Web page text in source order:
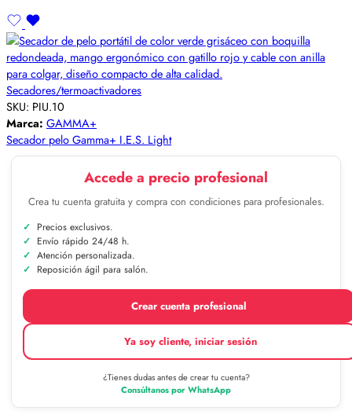
Secadores/termoactivadores
SKU: PIU.10
Marca: GAMMA+
Secador pelo Gamma+ I.E.S. Light
Accede a precio profesional
Crea tu cuenta gratuita y compra con condiciones para profesionales.
Precios exclusivos.
Envío rápido 24/48 h.
Atención personalizada.
Reposición ágil para salón.
Crear cuenta profesional
Ya soy cliente, iniciar sesión
¿Tienes dudas antes de crear tu cuenta?
Consúltanos por WhatsApp